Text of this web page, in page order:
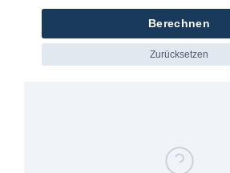
Berechnen
Zurücksetzen